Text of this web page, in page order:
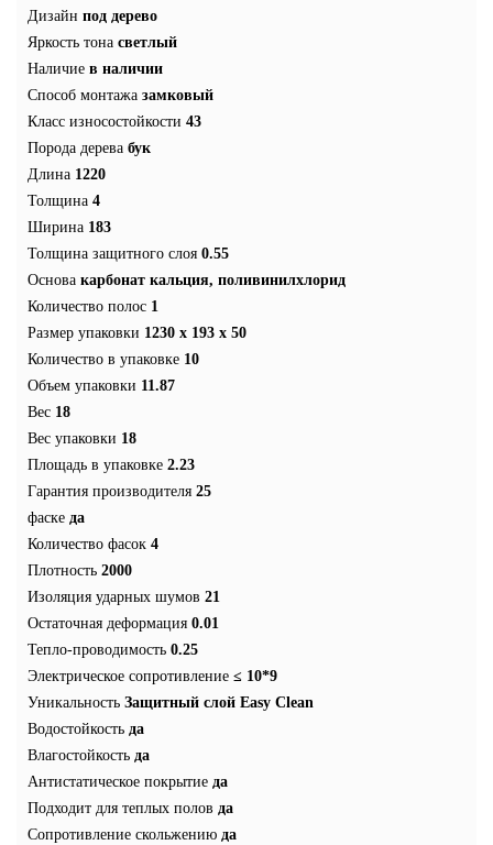
Дизайн под дерево
Яркость тона светлый
Наличие в наличии
Способ монтажа замковый
Класс износостойкости 43
Порода дерева бук
Длина 1220
Толщина 4
Ширина 183
Толщина защитного слоя 0.55
Основа карбонат кальция, поливинилхлорид
Количество полос 1
Размер упаковки 1230 x 193 x 50
Количество в упаковке 10
Объем упаковки 11.87
Вес 18
Вес упаковки 18
Площадь в упаковке 2.23
Гарантия производителя 25
фаске да
Количество фасок 4
Плотность 2000
Изоляция ударных шумов 21
Остаточная деформация 0.01
Тепло-проводимость 0.25
Электрическое сопротивление ≤ 10*9
Уникальность Защитный слой Easy Clean
Водостойкость да
Влагостойкость да
Антистатическое покрытие да
Подходит для теплых полов да
Сопротивление скольжению да